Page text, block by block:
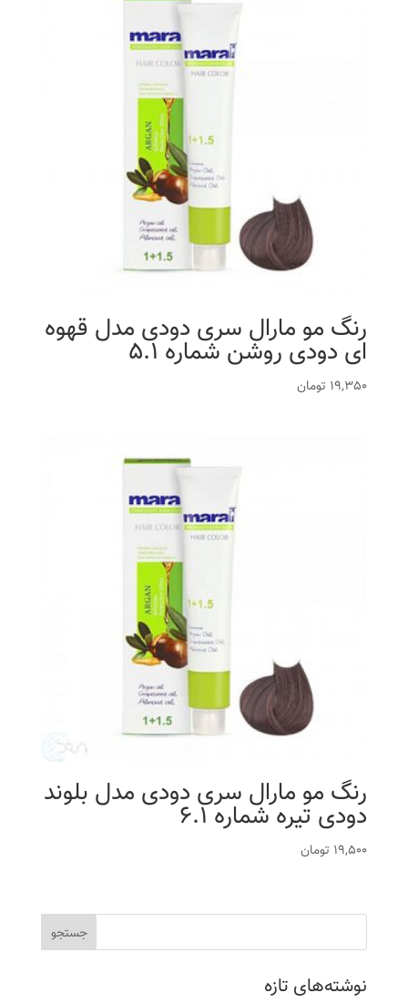
رنگ مو مارال سری دودی مدل قهوه
ای دودی روشن شماره 5.1
19,350 تومان
رنگ مو مارال سری دودی مدل بلوند
دودی تیره شماره 6.1
19,500 تومان
نوشته‌های تازه